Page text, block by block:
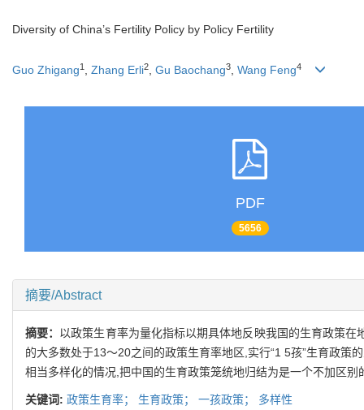
Diversity of China’s Fertility Policy by Policy Fertility
Guo Zhigang1 Zhang Erli2 Gu Baochang3 Wang Feng4
PDF
5656
摘要/Abstract
摘要： 以政策生育率为量化指标以期具体地反映我国的生育政策
的大多数处于13～20之间的政策生育率地区,实行“1 5孩”生育政策
相当多样化的情况,把中国的生育政策笼统地归结为是一个不加区别
关键词: 政策生育率； 生育政策； 一孩政策； 多样性